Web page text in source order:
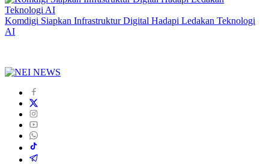
Komdigi Siapkan Infrastruktur Digital Hadapi Ledakan Teknologi
AI